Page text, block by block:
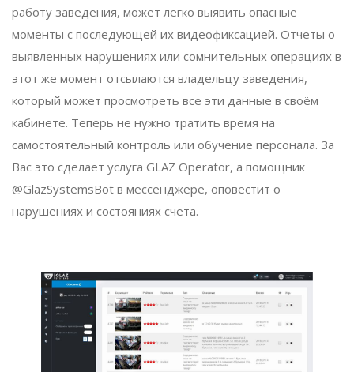
работу заведения, может легко выявить опасные
моменты с последующей их видеофиксацией. Отчеты о
выявленных нарушениях или сомнительных операциях в
этот же момент отсылаются владельцу заведения,
который может просмотреть все эти данные в своём
кабинете. Теперь не нужно тратить время на
самостоятельный контроль или обучение персонала. За
Вас это сделает услуга GLAZ Operator, а помощник
@GlazSystemsBot в мессенджере, оповестит о
нарушениях и состояниях счета.